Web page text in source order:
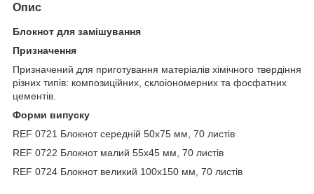
Опис
Блокнот для замішування
Призначення
Призначений для приготування матеріалів хімічного твердіння
різних типів: композиційних, склоіономерних та фосфатних
цементів.
Форми випуску
REF 0721 Блокнот середній 50х75 мм, 70 листів
REF 0722 Блокнот малий 55х45 мм, 70 листів
REF 0724 Блокнот великий 100х150 мм, 70 листів